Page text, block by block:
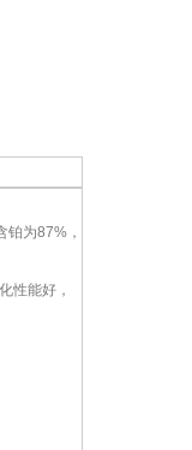
为87%，
性能好，